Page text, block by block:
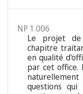
NP 1.006
Le projet de
chapitre
en qualité
par cet office.
questions